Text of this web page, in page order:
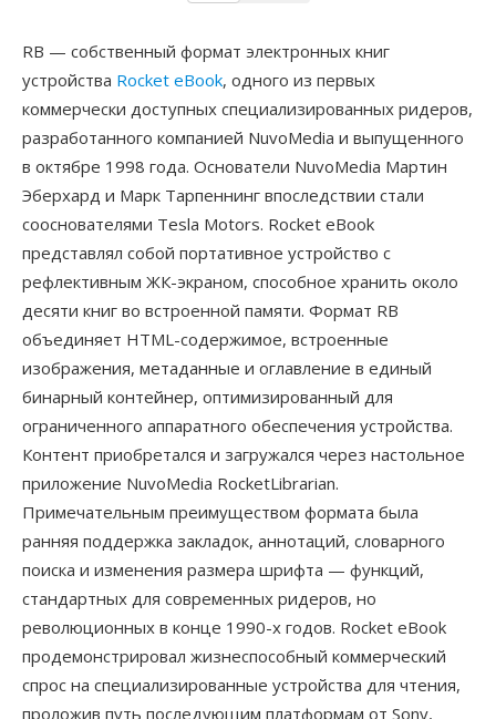
RB — собственный формат электронных книг
устройства Rocket eBook, одного из первых
коммерчески доступных специализированных ридеров,
разработанного компанией NuvoMedia и выпущенного
в октябре 1998 года. Основатели NuvoMedia Мартин
Эберхард и Марк Тарпеннинг впоследствии стали
сооснователями Tesla Motors. Rocket eBook
представлял собой портативное устройство с
рефлективным ЖК-экраном, способное хранить около
десяти книг во встроенной памяти. Формат RB
объединяет HTML-содержимое, встроенные
изображения, метаданные и оглавление в единый
бинарный контейнер, оптимизированный для
ограниченного аппаратного обеспечения устройства.
Контент приобретался и загружался через настольное
приложение NuvoMedia RocketLibrarian.
Примечательным преимуществом формата была
ранняя поддержка закладок, аннотаций, словарного
поиска и изменения размера шрифта — функций,
стандартных для современных ридеров, но
революционных в конце 1990-х годов. Rocket eBook
продемонстрировал жизнеспособный коммерческий
спрос на специализированные устройства для чтения,
проложив путь последующим платформам от Sony,